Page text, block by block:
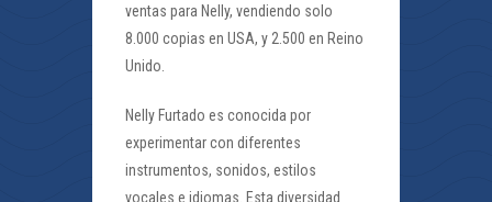
ventas para Nelly, vendiendo solo
8.000 copias en USA, y 2.500 en Reino
Unido.
Nelly Furtado es conocida por
experimentar con diferentes
instrumentos, sonidos, estilos
vocales e idiomas. Esta diversidad